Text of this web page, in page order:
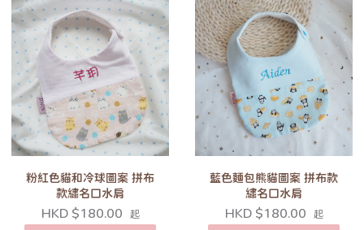
粉紅色貓和冷球圖案 拼布
款繡名口水肩
HKD $180.00 起
藍色麵包熊貓圖案 拼布款
繡名口水肩
HKD $180.00 起